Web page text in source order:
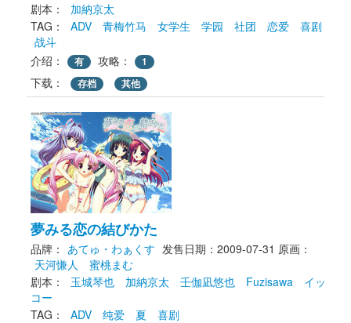
剧本：
加納京太
TAG：
ADV 青梅竹马 女学生 学园 社团 恋爱
喜剧
战斗
介绍：
有 攻略： 1
下载： 存档 其他
夢みる恋の結びかた
品牌： あてゅ・わぁくす 发售日期：2009-07-31 原画：
天河慊人
蜜桃まむ
剧本：
玉城琴也 加納京太 壬伽凪悠也 Fuzisawa
イッ
コー
TAG：
ADV 纯爱 夏
喜剧